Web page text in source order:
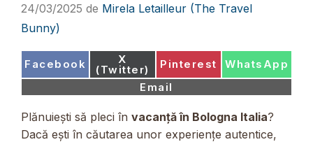
24/03/2025 de Mirela Letailleur (The Travel
Bunny)
Share
Facebook Share
on
X
(Twitter) Share
Pinterest Share
WhatsApp
Share
on
Email
Plănuiești să pleci în vacanță în Bologna Italia?
Dacă ești în căutarea unor experiențe autentice,